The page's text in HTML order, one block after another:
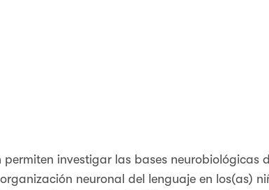
permiten investigar las bases neurobiológicas
neuronal del lenguaje en los(as)